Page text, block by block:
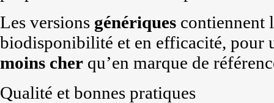
Les versions génériques contiennent
biodisponibilité et en efficacité, pour
moins cher qu’en marque de
Qualité et bonnes pratiques